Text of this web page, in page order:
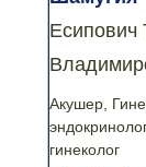
Есипович
Акушер,
гинеколог